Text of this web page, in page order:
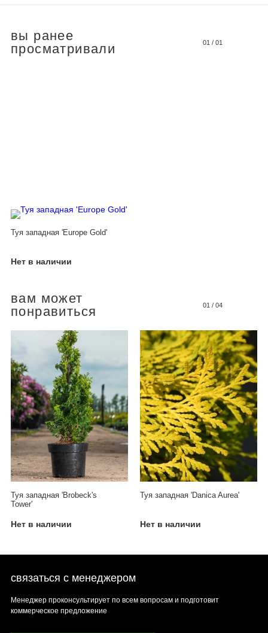
вы ранее
просматривали
01 / 01
Туя западная 'Europe Gold'
Нет в наличии
вам может
понравиться
01 / 04
Туя западная 'Brobeck's
Tower'
Нет в наличии
Туя западная 'Danica Aurea'
Нет в наличии
связаться с менеджером
Менеджер проконсультирует по всем вопросам и подготовит
коммерческое предложение